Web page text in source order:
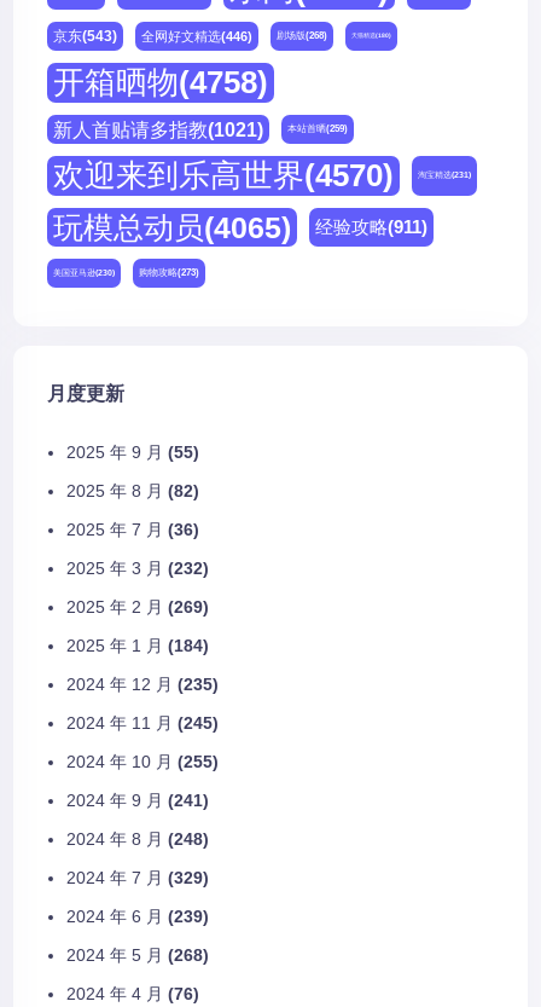
京东(543) 全网好文精选(446) 剧场版(268) 天猫精选(180)
开箱晒物(4758)
新人首贴请多指教(1021) 本站首晒(259)
欢迎来到乐高世界(4570) 淘宝精选(231)
玩模总动员(4065) 经验攻略(911)
美国亚马逊(230) 购物攻略(273)
月度更新
2025 年 9 月 (55)
2025 年 8 月 (82)
2025 年 7 月 (36)
2025 年 3 月 (232)
2025 年 2 月 (269)
2025 年 1 月 (184)
2024 年 12 月 (235)
2024 年 11 月 (245)
2024 年 10 月 (255)
2024 年 9 月 (241)
2024 年 8 月 (248)
2024 年 7 月 (329)
2024 年 6 月 (239)
2024 年 5 月 (268)
2024 年 4 月 (76)